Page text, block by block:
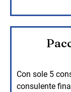
Con sole 5
consulente